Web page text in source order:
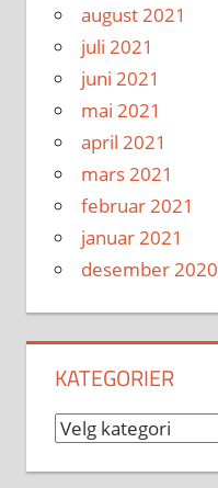
august 2021
juli 2021
juni 2021
mai 2021
april 2021
mars 2021
februar 2021
januar 2021
desember 2020
KATEGORIER
Kategorier